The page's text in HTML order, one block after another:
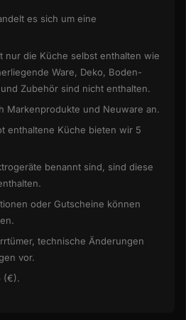
es sich um eine
nur die Küche selbst enthalten wie
Ware, Deko, Boden-
Zubehör sind nicht enthalten.
Markenprodukte und Neuware an.
enthaltene Küche bieten wir 5
benannt sind, sind diese
oder Gutscheine können
technische Änderungen
vor.
(€).